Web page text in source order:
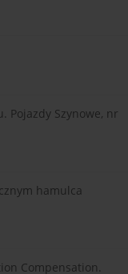
Pojazdy Szynowe, nr
hamulca
Compensation.